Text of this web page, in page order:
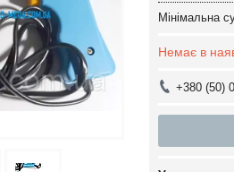
Мінімальна
Немає в
+380 (50)